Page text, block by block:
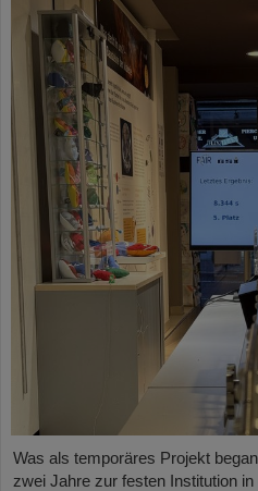
Was als temporäres Projekt
zwei Jahre zur festen Institution